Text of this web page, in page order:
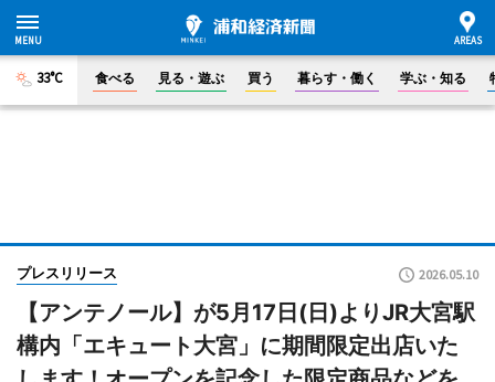
33°C 食べる 見る・遊ぶ 買う 暮らす・働く 学ぶ・知る
プレスリリース 2026.05.10
【アンテノール】が5月17日(日)よりJR大宮駅
構内「エキュート大宮」に期間限定出店いた